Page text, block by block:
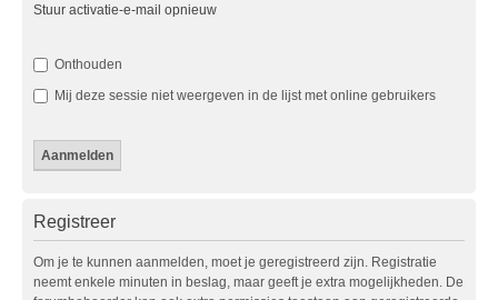
Stuur activatie-e-mail opnieuw
Onthouden
Mij deze sessie niet weergeven in de lijst met online gebruikers
Registreer
Om je te kunnen aanmelden, moet je geregistreerd zijn. Registratie
neemt enkele minuten in beslag, maar geeft je extra mogelijkheden. De